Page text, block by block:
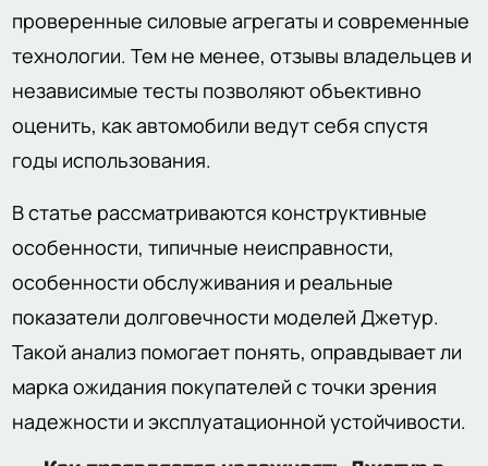
проверенные силовые агрегаты и современные
технологии. Тем не менее, отзывы владельцев и
независимые тесты позволяют объективно
оценить, как автомобили ведут себя спустя
годы использования.
В статье рассматриваются конструктивные
особенности, типичные неисправности,
особенности обслуживания и реальные
показатели долговечности моделей Джетур.
Такой анализ помогает понять, оправдывает ли
марка ожидания покупателей с точки зрения
надежности и эксплуатационной устойчивости.